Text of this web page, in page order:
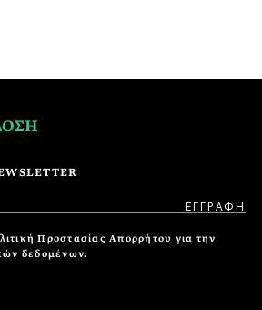
Προστασίας Απορρήτου για την
δεδομένων.